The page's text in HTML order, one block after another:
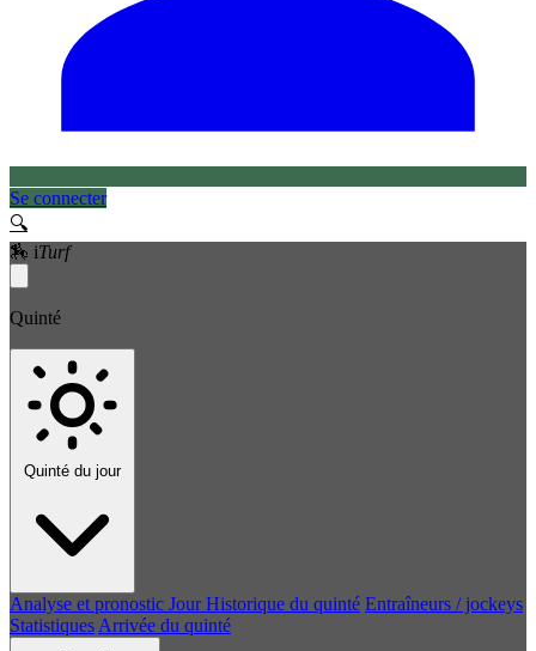
Se connecter
🔍
🏇 iTurf
Quinté
Quinté du jour
Analyse et pronostic Jour Historique du quinté Entraîneurs / jockeys
Statistiques Arrivée du quinté